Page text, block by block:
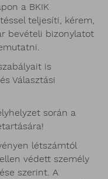
a BKIK
teljesíti, kérem,
bevételi bizonylatot
is
Választási
során a
létszámtól
védett személy
szerint. A